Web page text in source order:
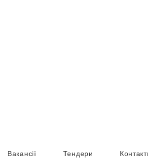
Вакансії Тендери